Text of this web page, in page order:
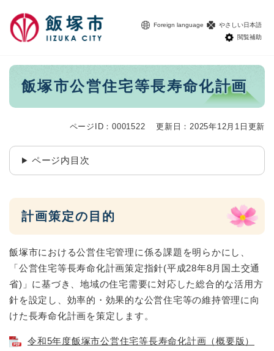
Foreign language
やさしい日本語
閲覧補助
本
飯塚市公営住宅等長寿命化計画
ページID：0001522 更新日：2025年12月1日更新
ページ内目次
計画策定の目的
飯塚市における公営住宅管理に係る課題を明らかにし、
「公営住宅等長寿命化計画策定指針(平成28年8月国土交通
省)」に基づき、地域の住宅需要に対応した総合的な活用方
針を設定し、効率的・効果的な公営住宅等の維持管理に向
けた長寿命化計画を策定します。
令和5年度飯塚市公営住宅等長寿命化計画（概要版）